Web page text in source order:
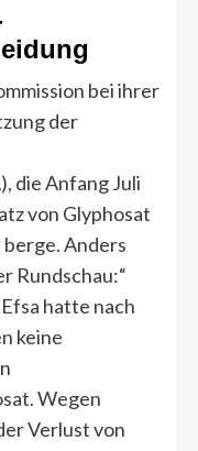
bei ihrer
der
die Anfang Juli
von Glyphosat
Anders
Rundschau:“
hatte nach
keine
Wegen
Verlust von